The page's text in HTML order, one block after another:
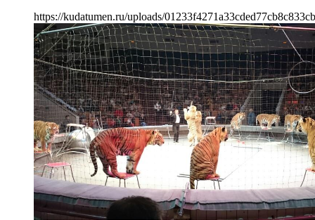
https://kudatumen.ru/uploads/